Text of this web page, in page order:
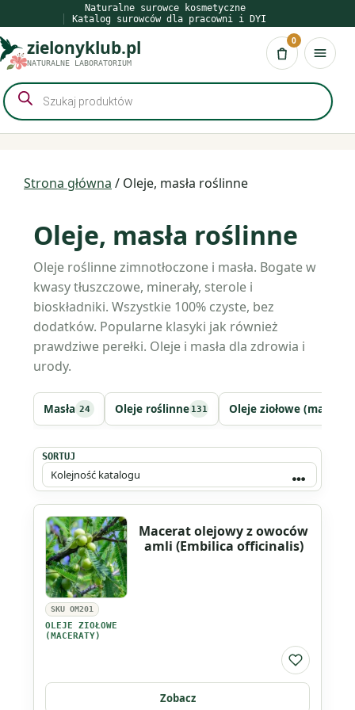
do
treści
Naturalne surowce kosmetyczne
Katalog surowców dla pracowni i DYI
zielonyklub.pl
NATURALNE LABORATORIUM Koszyk
0
Wyszukiwarka
produktów
Strona główna / Oleje, masła roślinne
Oleje, masła roślinne
Oleje roślinne zimnotłoczone i masła. Bogate w
kwasy tłuszczowe, minerały, sterole i
bioskładniki. Wszystkie 100% czyste, bez
dodatków. Popularne klasyki jak również
prawdziwe perełki. Oleje i masła dla zdrowia i
urody.
Masła 24 Oleje roślinne 131 Oleje ziołowe
SORTUJ
SKU OM201
OLEJE ZIOŁOWE
(MACERATY)
Macerat olejowy z owoców
amli (Embilica officinalis)
Do listy
Zobacz